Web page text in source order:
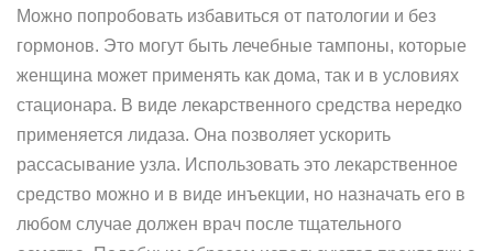
Можно попробовать избавиться от патологии и без
гормонов. Это могут быть лечебные тампоны, которые
женщина может применять как дома, так и в условиях
стационара. В виде лекарственного средства нередко
применяется лидаза. Она позволяет ускорить
рассасывание узла. Использовать это лекарственное
средство можно и в виде инъекции, но назначать его в
любом случае должен врач после тщательного